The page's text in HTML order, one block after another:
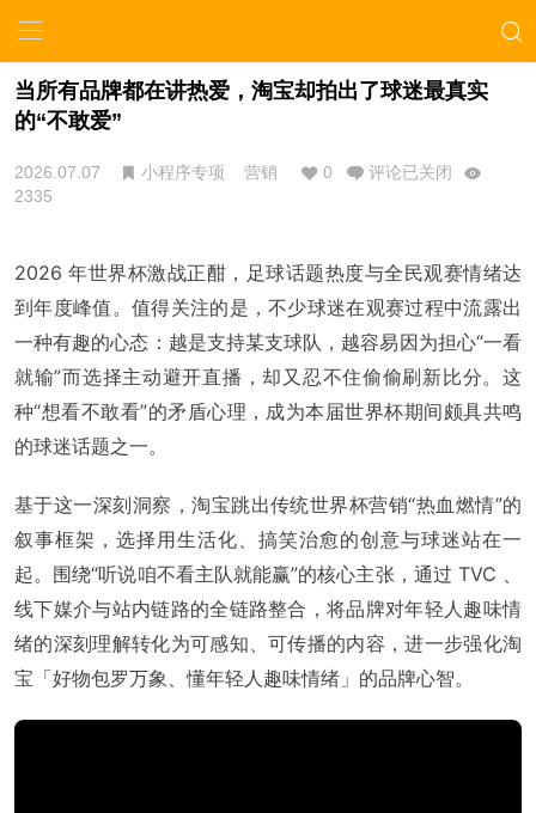
当所有品牌都在讲热爱，淘宝却拍出了球迷最真实
的“不敢爱”
2026.07.07 小程序专项 营销 0
评论已关闭
2335
2026 年世界杯激战正酣，足球话题热度与全民观赛情绪达
到年度峰值。值得关注的是，不少球迷在观赛过程中流露出
一种有趣的心态：越是支持某支球队，越容易因为担心“一看
就输”而选择主动避开直播，却又忍不住偷偷刷新比分。这
种“想看不敢看”的矛盾心理，成为本届世界杯期间颇具共鸣
的球迷话题之一。
基于这一深刻洞察，淘宝跳出传统世界杯营销“热血燃情”的
叙事框架，选择用生活化、搞笑治愈的创意与球迷站在一
起。围绕“听说咱不看主队就能赢”的核心主张，通过 TVC 、
线下媒介与站内链路的全链路整合，将品牌对年轻人趣味情
绪的深刻理解转化为可感知、可传播的内容，进一步强化淘
宝「好物包罗万象、懂年轻人趣味情绪」的品牌心智。